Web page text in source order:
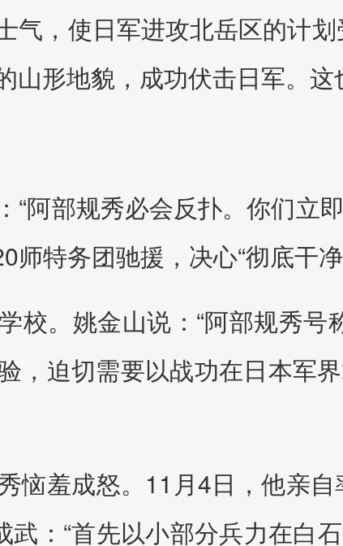
气，使日军进攻北岳区的计
形地貌，成功伏击日军。这
“阿部规秀必会反扑。你们立
特务团驰援，决心“彻底干净
校。姚金山说：“阿部规秀号
，迫切需要以战功在日本军
恼羞成怒。11月4日，他亲
武：“首先以小部分兵力在白